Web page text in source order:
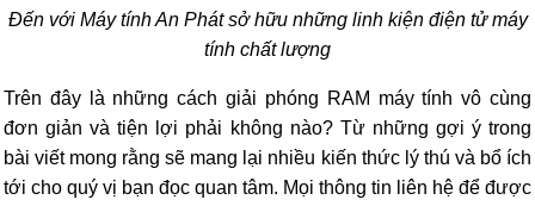
Đến với Máy tính An Phát sở hữu những linh kiện điện tử máy
tính chất lượng
Trên đây là những cách giải phóng RAM máy tính vô cùng
đơn giản và tiện lợi phải không nào? Từ những gợi ý trong
bài viết mong rằng sẽ mang lại nhiều kiến thức lý thú và bổ ích
tới cho quý vị bạn đọc quan tâm. Mọi thông tin liên hệ để được